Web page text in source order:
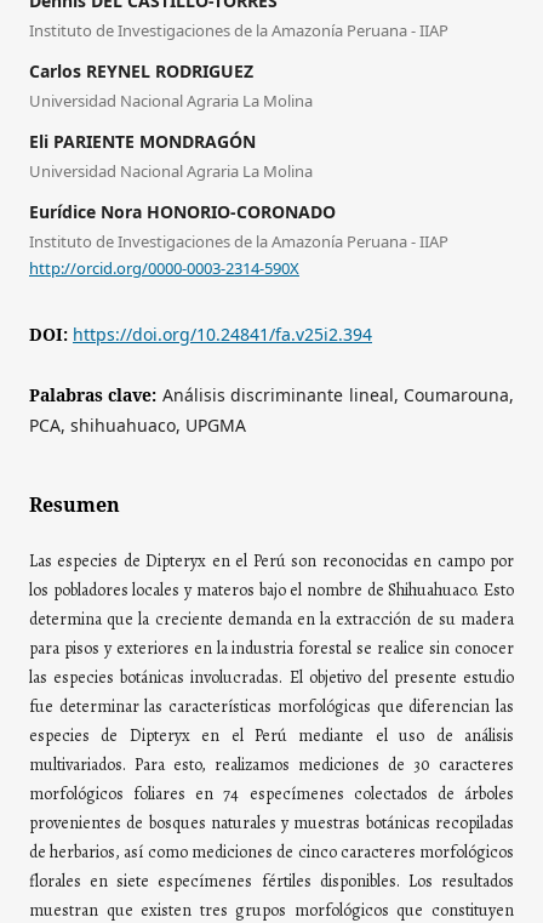
Instituto de Investigaciones de la Amazonía Peruana - IIAP
Carlos REYNEL RODRIGUEZ
Universidad Nacional Agraria La Molina
Eli PARIENTE MONDRAGÓN
Universidad Nacional Agraria La Molina
Eurídice Nora HONORIO-CORONADO
Instituto de Investigaciones de la Amazonía Peruana - IIAP
http://orcid.org/0000-0003-2314-590X
DOI: https://doi.org/10.24841/fa.v25i2.394
Palabras clave: Análisis discriminante lineal, Coumarouna,
PCA, shihuahuaco, UPGMA
Resumen
Las especies de Dipteryx en el Perú son reconocidas en campo por
los pobladores locales y materos bajo el nombre de Shihuahuaco. Esto
determina que la creciente demanda en la extracción de su madera
para pisos y exteriores en la industria forestal se realice sin conocer
las especies botánicas involucradas. El objetivo del presente estudio
fue determinar las características morfológicas que diferencian las
especies de Dipteryx en el Perú mediante el uso de análisis
multivariados. Para esto, realizamos mediciones de 30 caracteres
morfológicos foliares en 74 especímenes colectados de árboles
provenientes de bosques naturales y muestras botánicas recopiladas
de herbarios, así como mediciones de cinco caracteres morfológicos
florales en siete especímenes fértiles disponibles. Los resultados
muestran que existen tres grupos morfológicos que constituyen